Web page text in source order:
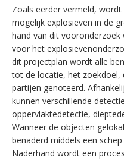
Zoals eerder vermeld,
mogelijk explosieven in de
hand van dit
voor het
dit projectplan wordt alle
tot de locatie, het zoekdoel,
partijen genoteerd.
kunnen verschillende
oppervlaktedetectie,
Wanneer de objecten
benaderd middels een
Naderhand wordt een